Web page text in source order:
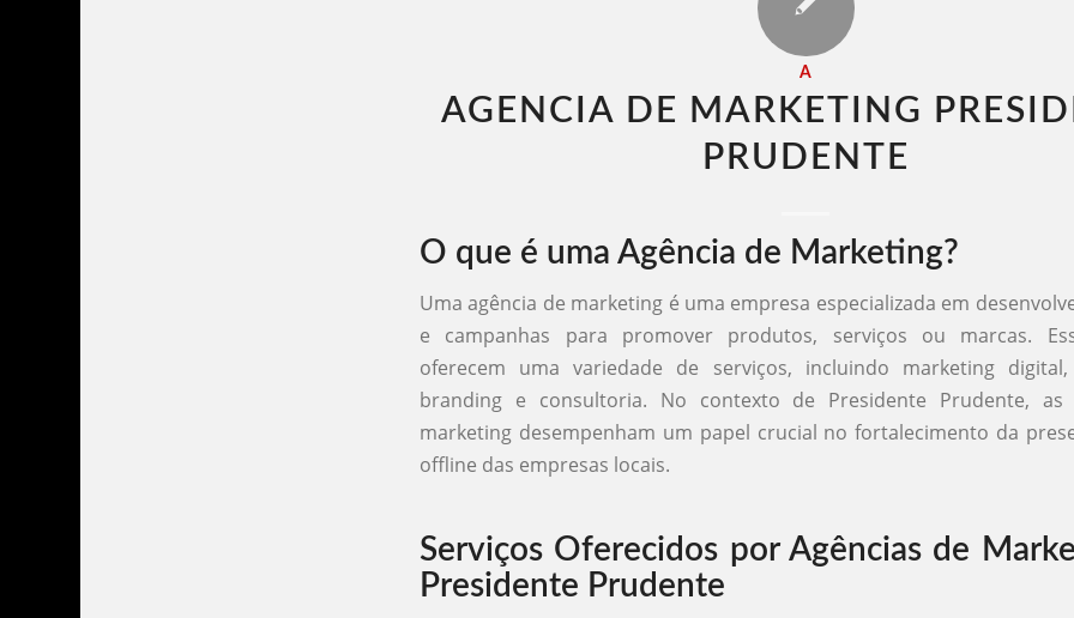
A
AGENCIA DE MARKETING
PRUDENTE​
O que é uma Agência de Marketing?
Uma agência de marketing é uma empresa especializada em
e campanhas para promover produtos, serviços ou marcas.
oferecem uma variedade de serviços, incluindo marketing digital,
branding e consultoria. No contexto de Presidente Prudente, as
marketing desempenham um papel crucial no fortalecimento da
offline das empresas locais.
Serviços Oferecidos por Agências de
Presidente Prudente